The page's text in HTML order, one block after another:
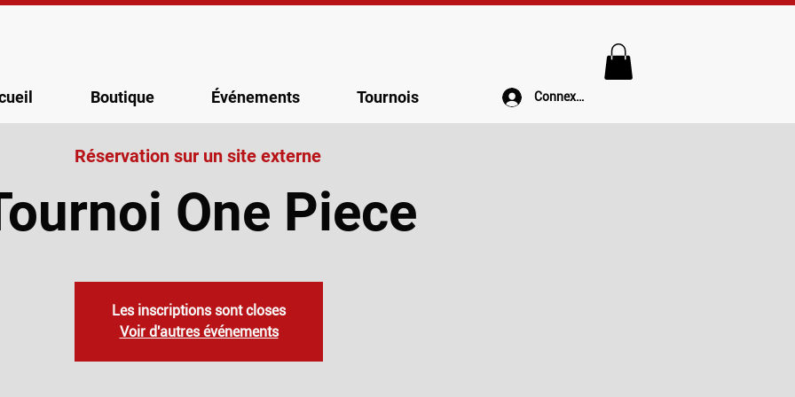
Boutique Événements Tournois Connexion
One Piece
Les inscriptions sont closes
Voir d'autres événements
Réservation sur un site externe